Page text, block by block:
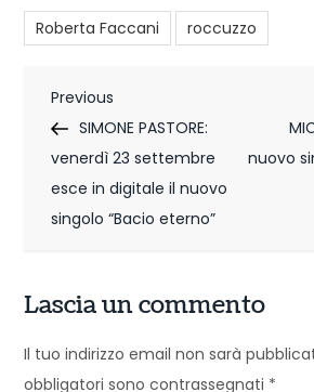
Roberta Faccani
roccuzzo
N
a
v
i
a
z
Previous
Post
Previous
SIMONE PASTORE:
venerdì 23 settembre
esce in digitale il nuovo
singolo “Bacio eterno”
nuovo
Lascia un commento
Il tuo indirizzo email non sarà
obbligatori sono contrassegnati *